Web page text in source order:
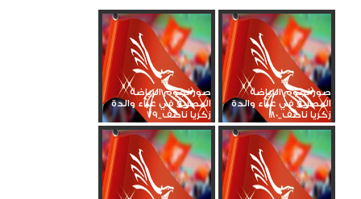
صور نجوم الرياضة
المصرية في عزاء والدة
زكريا ناصف_80
صور نجوم الرياضة
المصرية في عزاء والدة
زكريا ناصف_79